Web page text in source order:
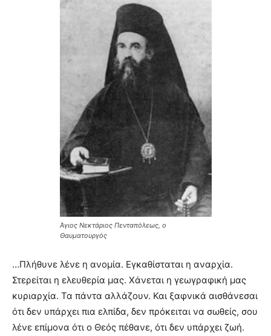
Άγιος Νεκτάριος Πενταπόλεως, ο
Θαυματουργός
…Πλήθυνε λένε η ανομία. Εγκαθίσταται η αναρχία.
Στερείται η ελευθερία μας. Χάνεται η γεωγραφική μας
κυριαρχία. Τα πάντα αλλάζουν. Και ξαφνικά αισθάνεσαι
ότι δεν υπάρχει πια ελπίδα, δεν πρόκειται να σωθείς, σου
λένε επίμονα ότι ο Θεός πέθανε, ότι δεν υπάρχει ζωή.